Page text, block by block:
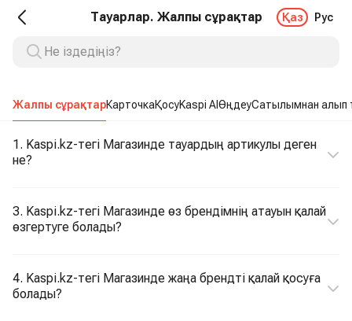
Тауарлар. Жалпы сұрақтар Қаз Рус
Жалпы сұрақтарКарточкаҚосуKaspi AIӨңдеуСатылымнан алып
1. Kaspi.kz-тегі Магазинде тауардың артикулы деген
не?
3. Kaspi.kz-тегі Магазинде өз брендімнің атауын қалай
өзгертуге болады?
4. Kaspi.kz-тегі Магазинде жаңа брендті қалай қосуға
болады?